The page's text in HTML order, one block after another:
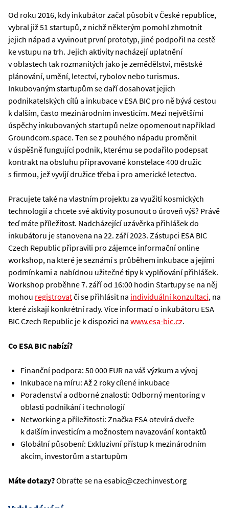
Od roku 2016, kdy inkubátor začal působit v České republice,
vybral již 51 startupů, z nichž některým pomohl zhmotnit
jejich nápad a vyvinout první prototyp, jiné podpořil na cestě
ke vstupu na trh. Jejich aktivity nacházejí uplatnění
v oblastech tak rozmanitých jako je zemědělství, městské
plánování, umění, letectví, rybolov nebo turismus.
Inkubovaným startupům se daří dosahovat jejich
podnikatelských cílů a inkubace v ESA BIC pro ně bývá cestou
k dalším, často mezinárodním investicím. Mezi největšími
úspěchy inkubovaných startupů nelze opomenout například
Groundcom.space. Ten se z pouhého nápadu proměnil
v úspěšně fungující podnik, kterému se podařilo podepsat
kontrakt na obsluhu připravované konstelace 400 družic
s firmou, jež vyvíjí družice třeba i pro americké letectvo.
Pracujete také na vlastním projektu za využití kosmických
technologií a chcete své aktivity posunout o úroveň výš? Právě
teď máte příležitost. Nadcházející uzávěrka přihlášek do
inkubátoru je stanovena na 22. září 2023. Zástupci ESA BIC
Czech Republic připravili pro zájemce informační online
workshop, na které je seznámí s průběhem inkubace a jejími
podmínkami a nabídnou užitečné tipy k vyplňování přihlášek.
Workshop proběhne 7. září od 16:00 hodin Startupy se na něj
mohou registrovatči se přihlásit na individuální konzultaci, na
které získají konkrétní rady. Více informací o inkubátoru ESA
BIC Czech Republic je k dispozici na www.esa-bic.cz.
Co ESA BIC nabízí?
Finanční podpora: 50 000 EUR na váš výzkum a vývoj
Inkubace na míru: Až 2 roky cílené inkubace
Poradenství a odborné znalosti: Odborný mentoring v
oblasti podnikání i technologií
Networking a příležitosti: Značka ESA otevírá dveře
k dalším investicím a možnostem navazování kontaktů
Globální působení: Exkluzivní přístup k mezinárodním
akcím, investorům a startupům
Máte dotazy?Obraťte se na esabic@czechinvest.org